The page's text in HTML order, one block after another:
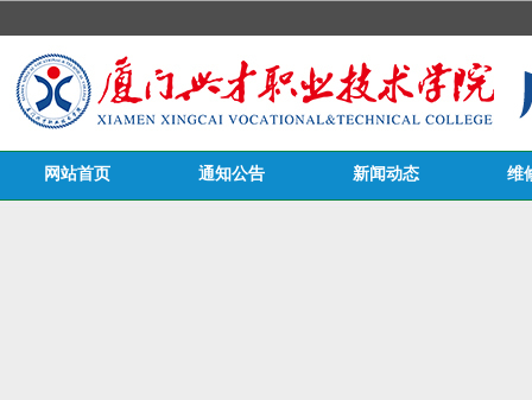
网站首页 通知公告 新闻动态 维